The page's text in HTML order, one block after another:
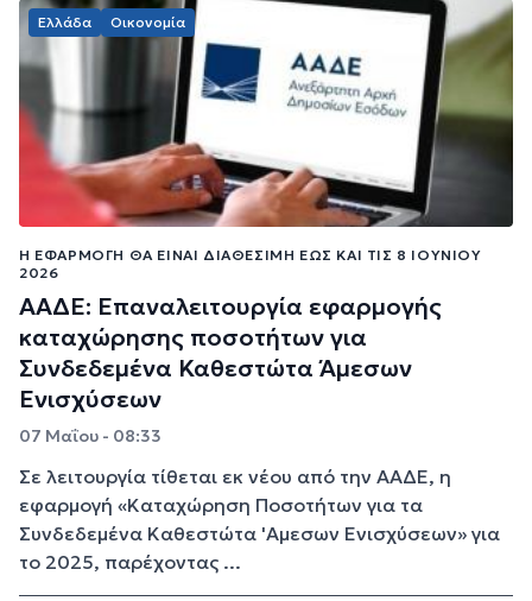
Ελλάδα Οικονομία
Η ΕΦΑΡΜΟΓΉ ΘΑ ΕΊΝΑΙ ΔΙΑΘΈΣΙΜΗ ΈΩΣ ΚΑΙ ΤΙΣ 8 ΙΟΥΝΊΟΥ
2026
ΑΑΔΕ: Επαναλειτουργία εφαρμογής
καταχώρησης ποσοτήτων για
Συνδεδεμένα Καθεστώτα Άμεσων
Ενισχύσεων
07 Μαΐου - 08:33
Σε λειτουργία τίθεται εκ νέου από την ΑΑΔΕ, η
εφαρμογή «Καταχώρηση Ποσοτήτων για τα
Συνδεδεμένα Καθεστώτα 'Αμεσων Ενισχύσεων» για
το 2025, παρέχοντας ...